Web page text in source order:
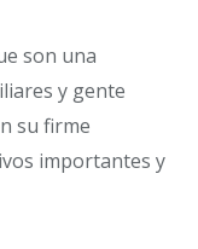
son una
y gente
su firme
importantes y